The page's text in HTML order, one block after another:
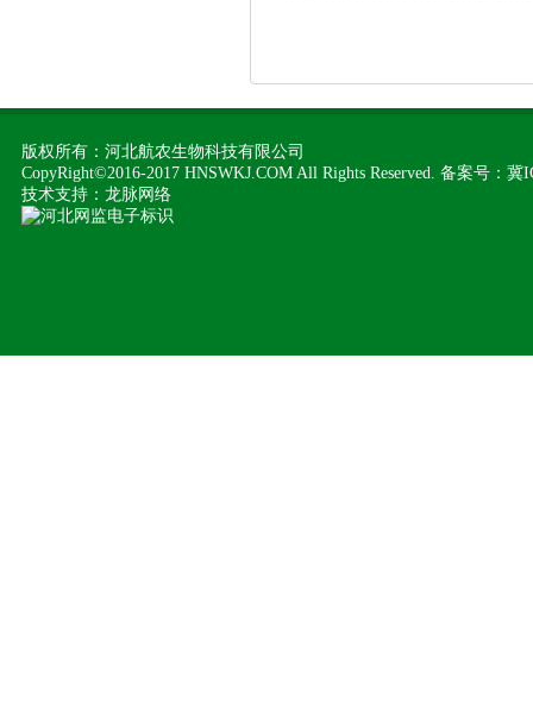
版权所有：河北航农生物科技有限公司
CopyRight©2016-2017 HNSWKJ.COM All Rights Reserved. 备案号：冀
技术支持： 龙脉网络